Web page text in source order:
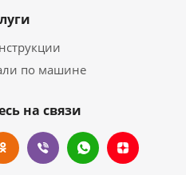
по машине
на связи